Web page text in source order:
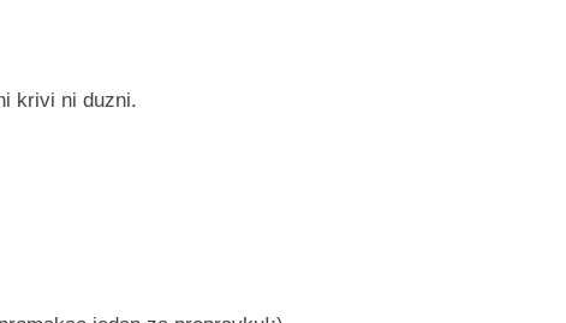
krivi ni duzni.